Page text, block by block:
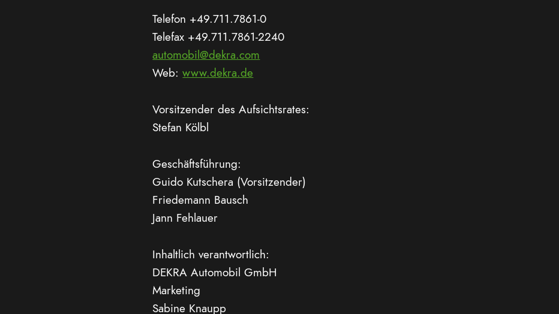
Telefon +49.711.7861-0
Telefax +49.711.7861-2240
automobil@dekra.com
Web:www.dekra.de
Vorsitzender des Aufsichtsrates:
Stefan Kölbl
Geschäftsführung:
Guido Kutschera (Vorsitzender)
Friedemann Bausch
Jann Fehlauer
Inhaltlich verantwortlich:
DEKRA Automobil GmbH
Marketing
Sabine Knaupp